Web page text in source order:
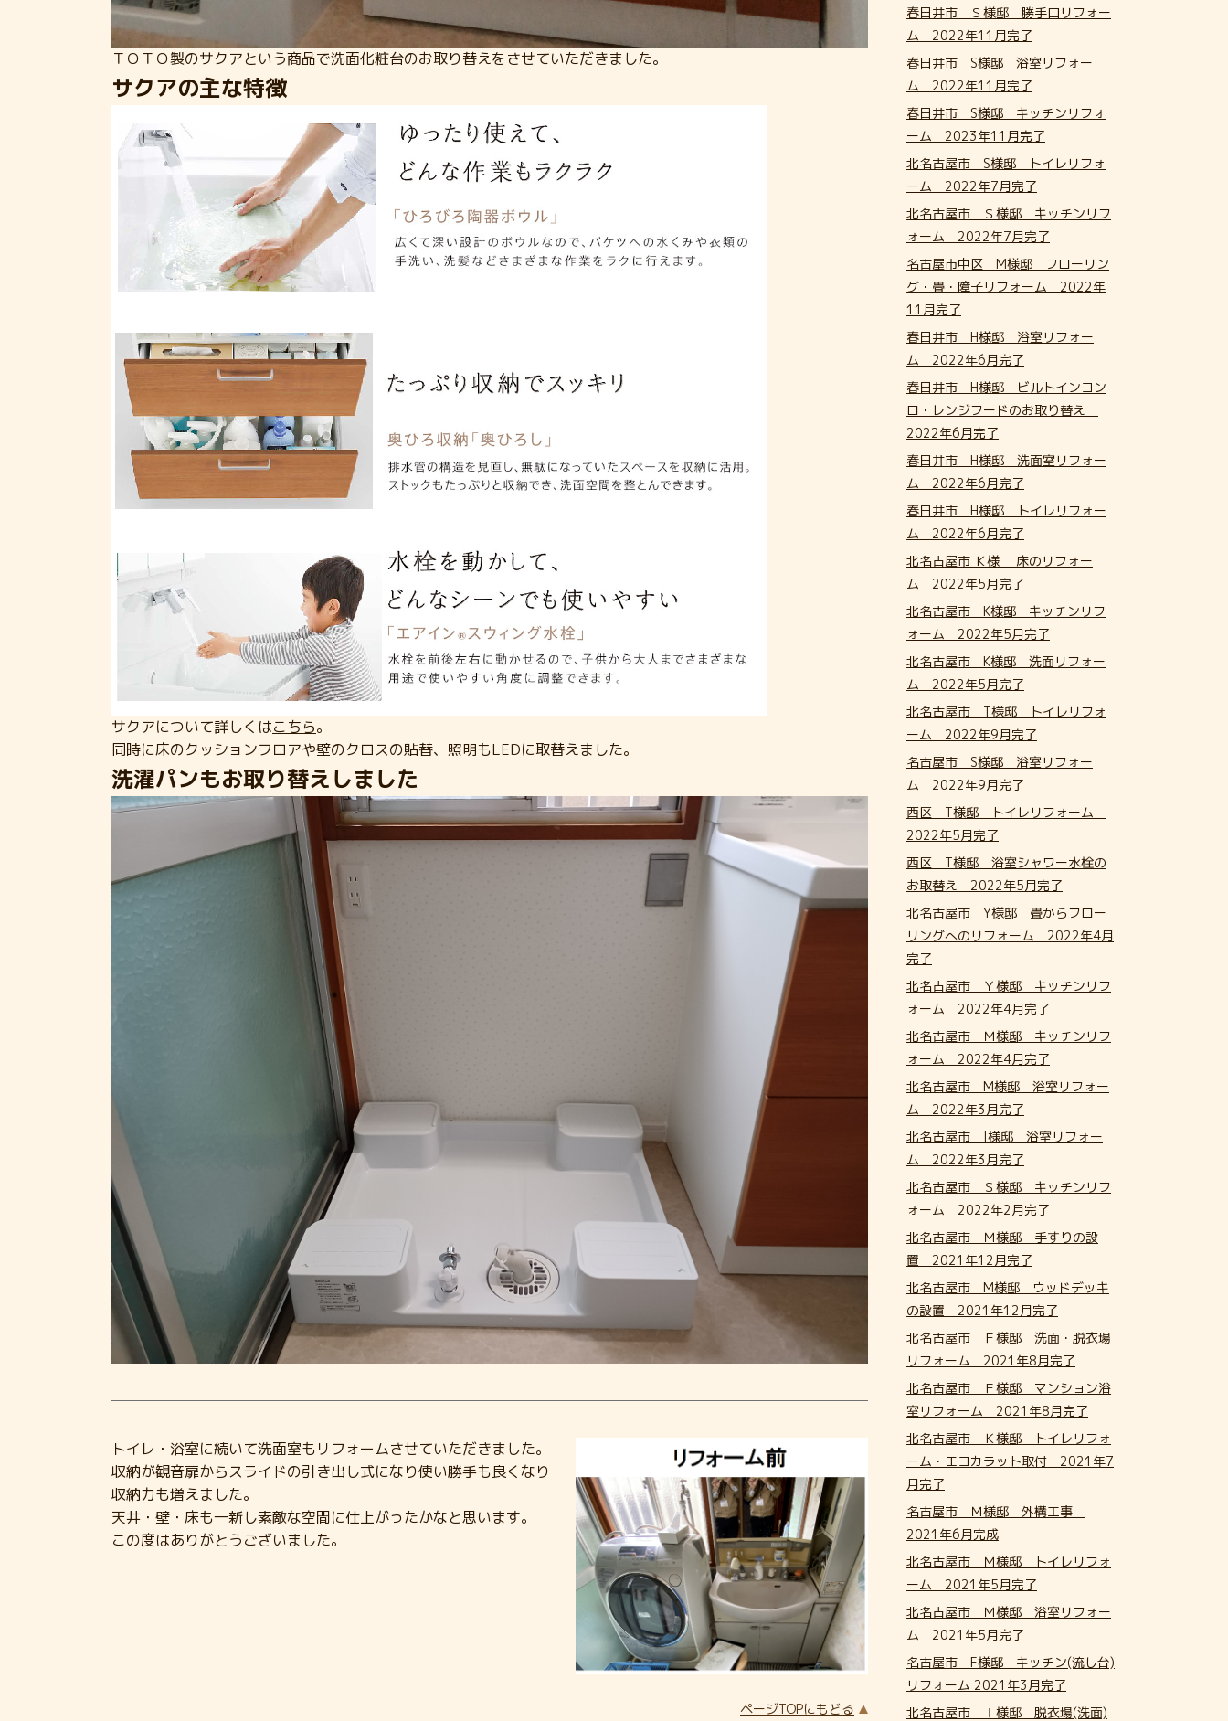
ＴＯＴＯ製のサクアという商品で洗面化粧台のお取り替えをさせていただきました。
サクアの主な特徴
サクアについて詳しくはこちら。
同時に床のクッションフロアや壁のクロスの貼替、照明もLEDに取替えました。
洗濯パンもお取り替えしました
トイレ・浴室に続いて洗面室もリフォームさせていただきました。
収納が観音扉からスライドの引き出し式になり使い勝手も良くなり
収納力も増えました。
天井・壁・床も一新し素敵な空間に仕上がったかなと思います。
この度はありがとうございました。
ページTOPにもどる
春日井市 Ｓ様邸 勝手口リフォー
ム 2022年11月完了
春日井市 S様邸 浴室リフォー
ム 2022年11月完了
春日井市 S様邸 キッチンリフォ
ーム 2023年11月完了
北名古屋市 S様邸 トイレリフォ
ーム 2022年7月完了
北名古屋市 Ｓ様邸 キッチンリフ
ォーム 2022年7月完了
名古屋市中区 M様邸 フローリン
グ・畳・障子リフォーム 2022年
11月完了
春日井市 H様邸 浴室リフォー
ム 2022年6月完了
春日井市 H様邸 ビルトインコン
ロ・レンジフードのお取り替え
2022年6月完了
春日井市 H様邸 洗面室リフォー
ム 2022年6月完了
春日井市 H様邸 トイレリフォー
ム 2022年6月完了
北名古屋市 Ｋ様 床のリフォー
ム 2022年5月完了
北名古屋市 K様邸 キッチンリフ
ォーム 2022年5月完了
北名古屋市 K様邸 洗面リフォー
ム 2022年5月完了
北名古屋市 T様邸 トイレリフォ
ーム 2022年9月完了
名古屋市 S様邸 浴室リフォー
ム 2022年9月完了
西区 T様邸 トイレリフォーム
2022年5月完了
西区 T様邸 浴室シャワー水栓の
お取替え 2022年5月完了
北名古屋市 Y様邸 畳からフロー
リングへのリフォーム 2022年4月
完了
北名古屋市 Ｙ様邸 キッチンリフ
ォーム 2022年4月完了
北名古屋市 Ｍ様邸 キッチンリフ
ォーム 2022年4月完了
北名古屋市 M様邸 浴室リフォー
ム 2022年3月完了
北名古屋市 I様邸 浴室リフォー
ム 2022年3月完了
北名古屋市 Ｓ様邸 キッチンリフ
ォーム 2022年2月完了
北名古屋市 Ｍ様邸 手すりの設
置 2021年12月完了
北名古屋市 M様邸 ウッドデッキ
の設置 2021年12月完了
北名古屋市 Ｆ様邸 洗面・脱衣場
リフォーム 2021年8月完了
北名古屋市 Ｆ様邸 マンション浴
室リフォーム 2021年8月完了
北名古屋市 Ｋ様邸 トイレリフォ
ーム・エコカラット取付 2021年7
月完了
名古屋市 Ｍ様邸 外構工事
2021年6月完成
北名古屋市 Ｍ様邸 トイレリフォ
ーム 2021年5月完了
北名古屋市 Ｍ様邸 浴室リフォー
ム 2021年5月完了
名古屋市 F様邸 キッチン(流し台)
リフォーム 2021年3月完了
北名古屋市 Ⅰ様邸 脱衣場(洗面)